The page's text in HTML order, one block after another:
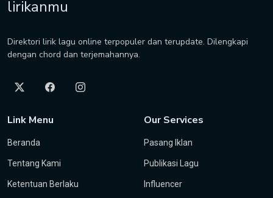
lirikanmu
Direktori lirik lagu online terpopuler dan terupdate. Dilengkapi
dengan chord dan terjemahannya.
Link Menu
Beranda
Tentang Kami
Ketentuan Berlaku
Our Services
Pasang Iklan
Publikasi Lagu
Influencer